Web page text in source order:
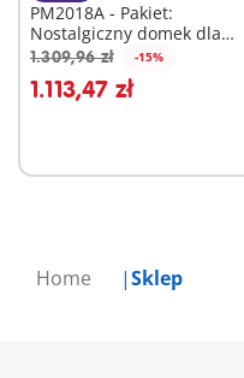
Home Sklep
PM2018A - Pakiet:
Nostalgiczny domek dla
lalek w stylu wiktoriańskim
1.309,96 zł -15%
1.113,47 zł
Dodaj do koszyka